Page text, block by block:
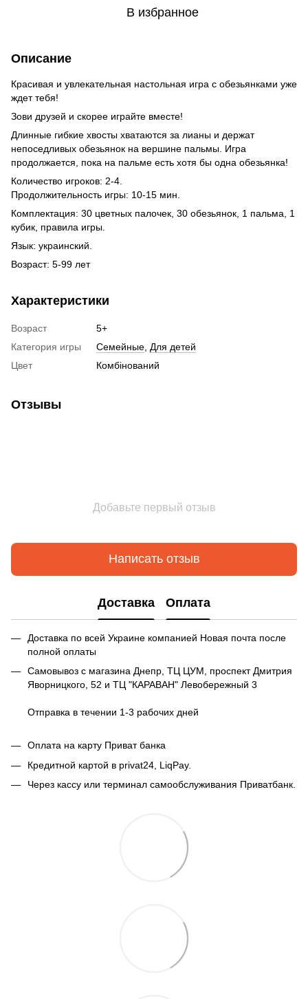
В избранное
Описание
Красивая и увлекательная настольная игра с обезьянками уже
ждет тебя!
Зови друзей и скорее играйте вместе!
Длинные гибкие хвосты хватаются за лианы и держат
непоседливых обезьянок на вершине пальмы. Игра
продолжается, пока на пальме есть хотя бы одна обезьянка!
Количество игроков: 2-4.
Продолжительность игры: 10-15 мин.
Комплектация: 30 цветных палочек, 30 обезьянок, 1 пальма, 1
кубик, правила игры.
Язык: украинский.
Возраст: 5-99 лет
Характеристики
Возраст
5+
Категория игры
Семейные Для детей
Цвет
Комбінований
Отзывы
Добавьте первый отзыв
Написать отзыв
Доставка Оплата
Доставка по всей Украине компанией Новая почта после
полной оплаты
Самовывоз с магазина Днепр, ТЦ ЦУМ, проспект Дмитрия
Яворницкого, 52 и ТЦ "КАРАВАН" Левобережный 3
Отправка в течении 1-3 рабочих дней
Оплата на карту Приват банка
Кредитной картой в privat24, LiqPay.
Через кассу или терминал самообслуживания Приватбанк.